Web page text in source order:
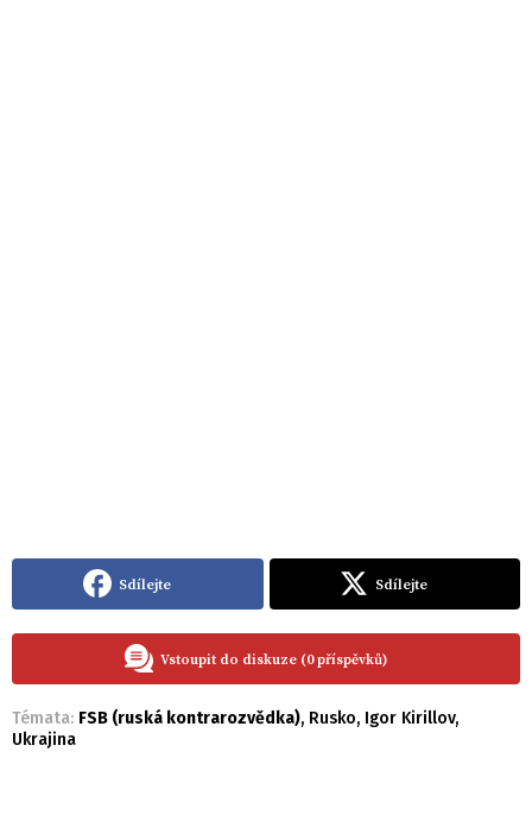
Sdílejte Sdílejte
Vstoupit do diskuze (0 příspěvků)
Témata: FSB (ruská kontrarozvědka), Rusko, Igor Kirillov,
Ukrajina